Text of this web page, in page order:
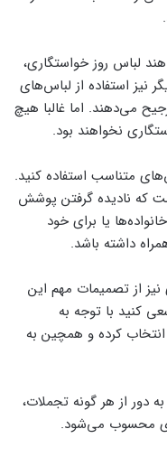
لباس روز خواستگاری،
نیز استفاده از لباس‌های
‌می‌دهند. اما غالبا هیچ‌
نخواهند بود.
متناسب استفاده کنید.
که نادیده گرفتن پوشش
یا برای خود
داشته باشد.
از تصمیمات مهم این
کنید با توجه به
کرده و همچین به
دور از هر گونه تجملات،
محسوب ‌می‌شود.